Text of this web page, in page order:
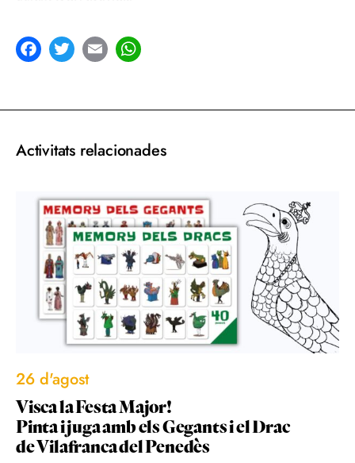
Activitats relacionades
26 d'agost
Visca la Festa Major!
Pinta i juga amb els Gegants i el Drac
de Vilafranca del Penedès